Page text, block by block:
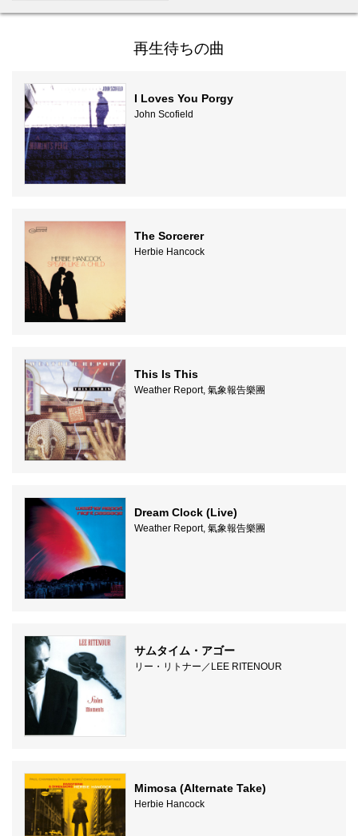
再生待ちの曲
I Loves You Porgy
John Scofield
The Sorcerer
Herbie Hancock
This Is This
Weather Report, 氣象報告樂團
Dream Clock (Live)
Weather Report, 氣象報告樂團
サムタイム・アゴー
リー・リトナー／LEE RITENOUR
Mimosa (Alternate Take)
Herbie Hancock